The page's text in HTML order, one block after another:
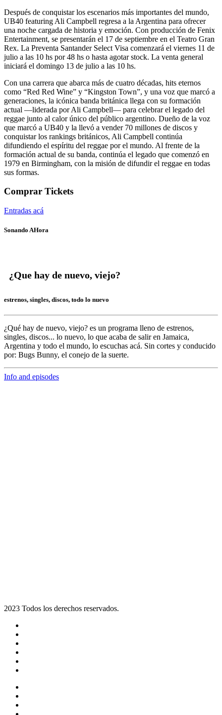
Después de conquistar los escenarios más importantes del mundo,
UB40 featuring Ali Campbell regresa a la Argentina para ofrecer
una noche cargada de historia y emoción. Con producción de Fenix
Entertainment, se presentarán el 17 de septiembre en el Teatro Gran
Rex. La Preventa Santander Select Visa comenzará el viernes 11 de
julio a las 10 hs por 48 hs o hasta agotar stock. La venta general
iniciará el domingo 13 de julio a las 10 hs.
Con una carrera que abarca más de cuatro décadas, hits eternos
como “Red Red Wine” y “Kingston Town”, y una voz que marcó a
generaciones, la icónica banda británica llega con su formación
actual —liderada por Ali Campbell— para celebrar el legado del
reggae junto al calor único del público argentino. Dueño de la voz
que marcó a UB40 y la llevó a vender 70 millones de discos y
conquistar los rankings británicos, Ali Campbell continúa
difundiendo el espíritu del reggae por el mundo. Al frente de la
formación actual de su banda, continúa el legado que comenzó en
1979 en Birmingham, con la misión de difundir el reggae en todas
sus formas.
Comprar Tickets
Entradas acá
Sonando AHora
¿Que hay de nuevo, viejo?
estrenos, singles, discos, todo lo nuevo
¿Qué hay de nuevo, viejo? es un programa lleno de estrenos,
singles, discos... lo nuevo, lo que acaba de salir en Jamaica,
Argentina y todo el mundo, lo escuchas acá. Sin cortes y conducido
por: Bugs Bunny, el conejo de la suerte.
Info and episodes
2023 Todos los derechos reservados.